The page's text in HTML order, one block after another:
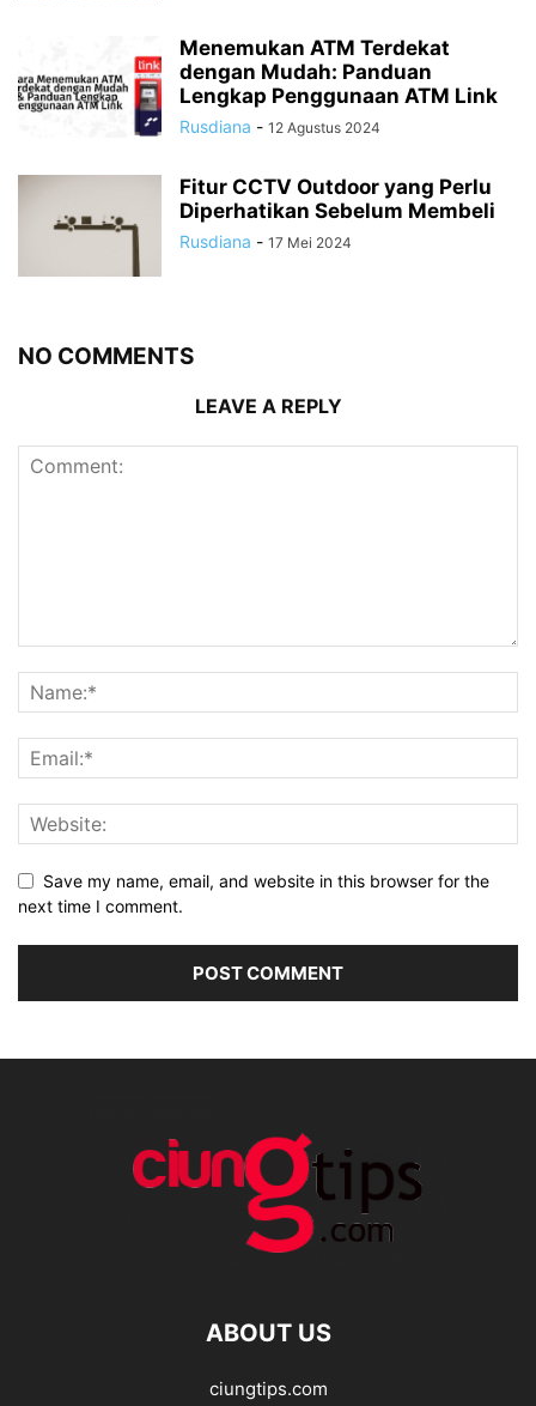
Menemukan ATM Terdekat
dengan Mudah: Panduan
Lengkap Penggunaan ATM Link
Rusdiana - 12 Agustus 2024
Fitur CCTV Outdoor yang Perlu
Diperhatikan Sebelum Membeli
Rusdiana - 17 Mei 2024
NO COMMENTS
LEAVE A REPLY
Save my name, email, and website in this browser for the
next time I comment.
ABOUT US
ciungtips.com